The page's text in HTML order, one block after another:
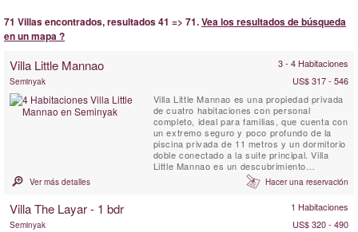
71 Villas encontrados, resultados 41 => 71.Vea los resultados de búsqueda
en un mapa ?
Villa Little Mannao 3 - 4 Habitaciones
Seminyak
US$ 317 - 546
Villa Little Mannao es una propiedad privada
de cuatro habitaciones con personal
completo, ideal para familias, que cuenta con
un extremo seguro y poco profundo de la
piscina privada de 11 metros y un dormitorio
doble conectado a la suite principal. Villa
Little Mannao es un descubrimiento
asombroso, ubicado en los tranquilos
arrozales de Kerobokan, en el sur de Bali, a
Seminyak, un lugar de moda y concurrido.
La propiedad se puede alquilar ...
Ver más detalles Hacer una reservación
Villa The Layar - 1 bdr 1 Habitaciones
Seminyak
US$ 320 - 490